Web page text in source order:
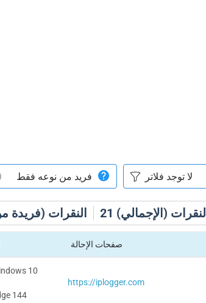
النقرات (فريدة 21 النقرات (الإجمالي)
فريد من نوعه فقط
صفحات الإحالة
10
144
https://iplogger.com